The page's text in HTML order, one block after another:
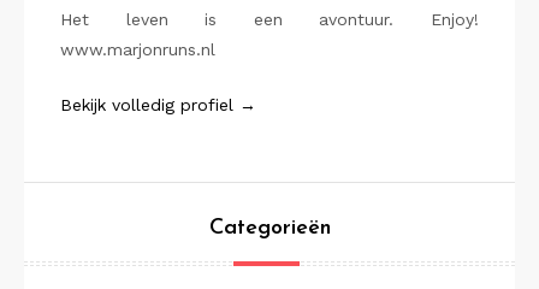
Het leven is een avontuur. Enjoy!
www.marjonruns.nl
Bekijk volledig profiel →
Categorieën